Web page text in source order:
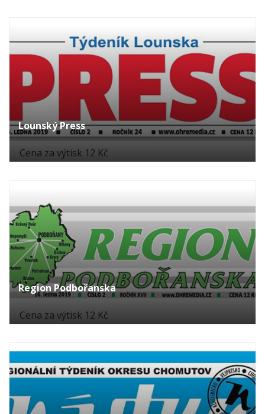
Lounský Press
Cena za výtisk 12 Kč
Region Podbořanska
Cena za výtisk 12 Kč